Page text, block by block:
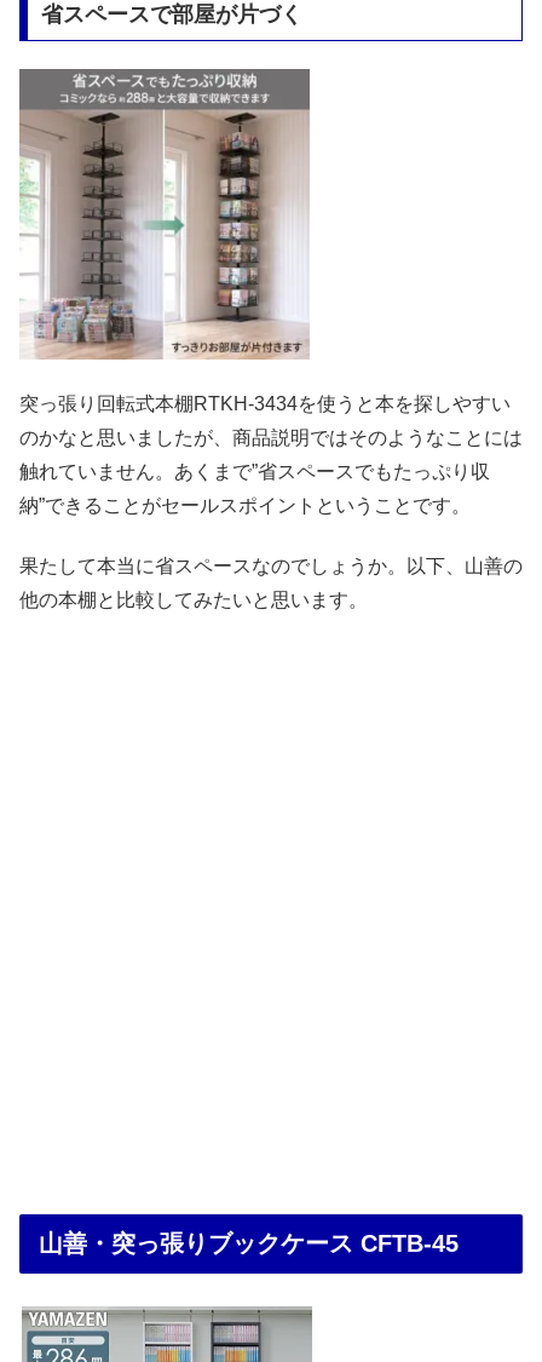
省スペースで部屋が片づく
突っ張り回転式本棚RTKH-3434を使うと本を探しやすい
のかなと思いましたが、商品説明ではそのようなことには
触れていません。あくまで”省スペースでもたっぷり収
納”できることがセールスポイントということです。
果たして本当に省スペースなのでしょうか。以下、山善の
他の本棚と比較してみたいと思います。
山善・突っ張りブックケース CFTB-45